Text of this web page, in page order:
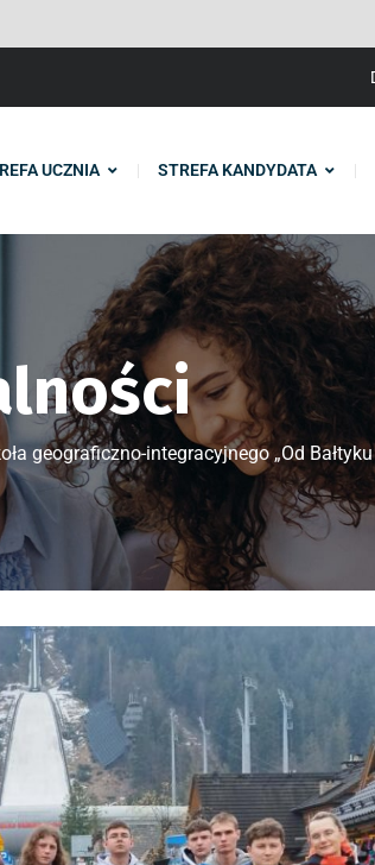
UCZNIA STREFA KANDYDATA
geograficzno-integracyjnego „Od